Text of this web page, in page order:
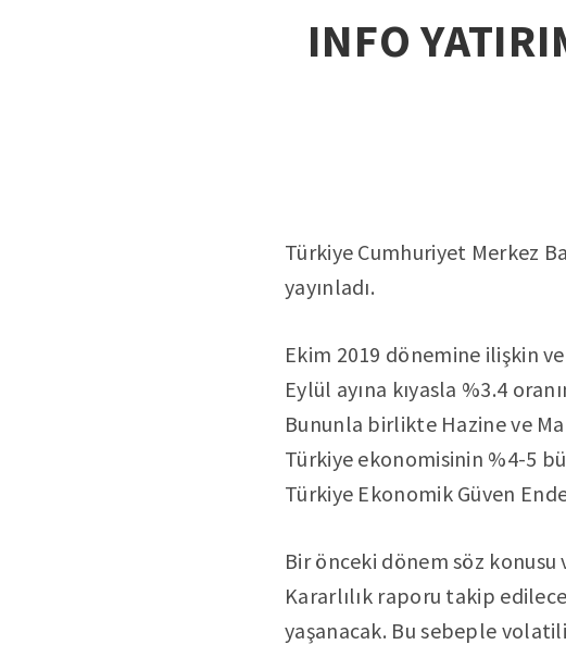
INFO
Türkiye Cumhuriyet Merkez
yayınladı.
Ekim 2019 dönemine ilişkin
Eylül ayına kıyasla %3.4
Bununla birlikte Hazine ve
Türkiye ekonomisinin %4-5
Türkiye Ekonomik Güven
Bir önceki dönem söz konusu
Kararlılık raporu takip
yaşanacak. Bu sebeple